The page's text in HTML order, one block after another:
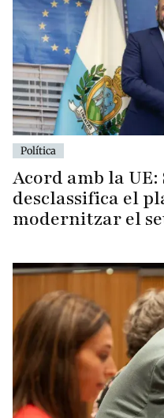
Política
Acord amb la
desclassifica el
modernitzar el